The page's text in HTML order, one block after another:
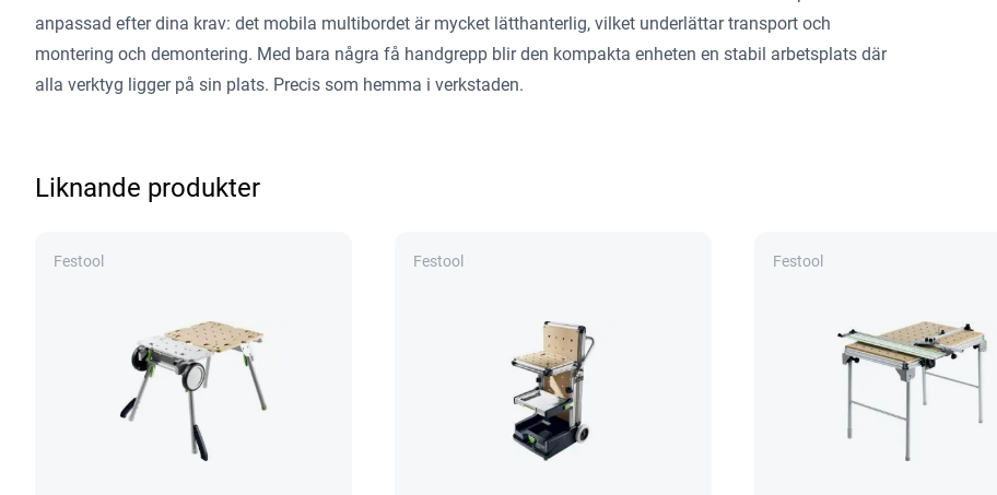
anpassad efter dina krav: det mobila multibordet är mycket lätthanterlig, vilket underlättar transport och
montering och demontering. Med bara några få handgrepp blir den kompakta enheten en stabil arbetsplats där
alla verktyg ligger på sin plats. Precis som hemma i verkstaden.
Liknande produkter
Festool Festool Festool